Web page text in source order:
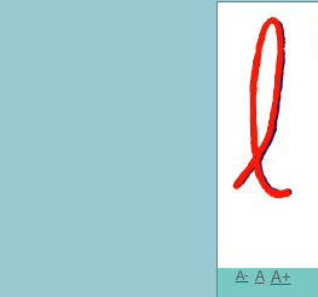
A- A A+